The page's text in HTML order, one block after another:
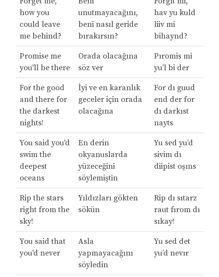
how you
could leave
me behind?
unutmayacağını,
beni nasıl geride
bırakırsın?
hav yu kuld
liiv mi
bihaynd?
Promise me
you'll be there
Orada olacağına
söz ver
Pıromis mi
yu’l bi der
For the good
and there for
the darkest
nights!
İyi ve en karanlık
geceler için orada
olacağına
For dı guud
end der for
dı darkıst
nayts
You said you'd
swim the
deepest
oceans
En derin
okyanuslarda
yüzeceğini
söylemiştin
Yu sed yu’d
sivim dı
diipist oşıns
Rip the stars
right from the
sky!
Yıldızları gökten
sökün
Rip dı sıtarz
raut fırom dı
sıkay!
You said that
you'd never
Asla
yapmayacağını
söyledin
Yu sed det
yu’d nevır